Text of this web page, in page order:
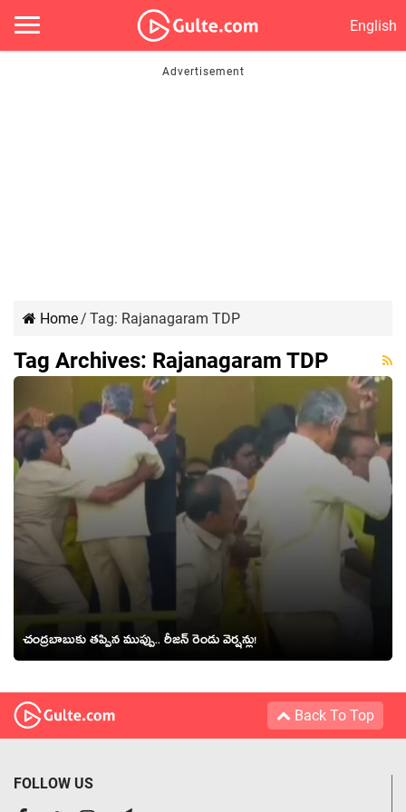
English
Home/ Tag: Rajanagaram TDP
Tag Archives: Rajanagaram TDP
చంద్ర‌బాబుకు త‌ప్పిన ముప్పు.. రీజ‌న్ రెండు వెర్ష‌న్లు!
Back To Top
FOLLOW US